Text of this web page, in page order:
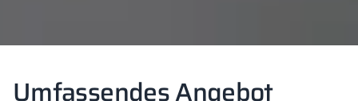
Umfassendes Angebot